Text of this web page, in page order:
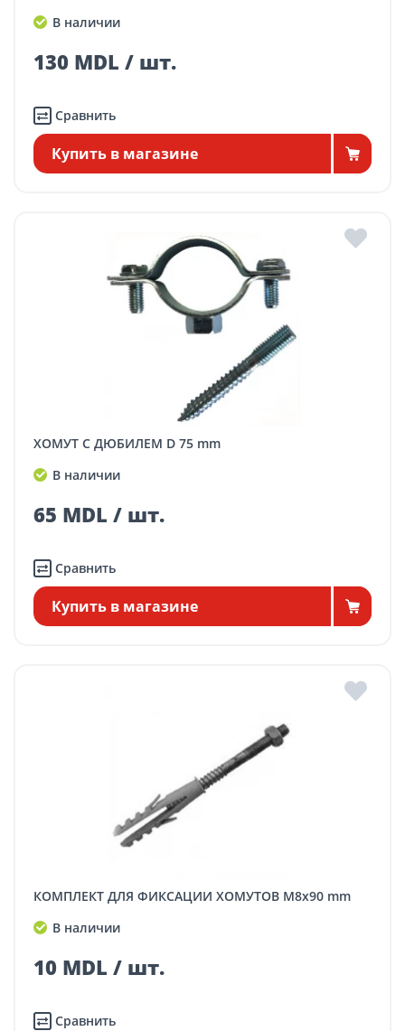
В наличии
130 MDL / шт.
Сравнить
Купить в магазине
ХОМУТ С ДЮБИЛЕМ D 75 mm
В наличии
65 MDL / шт.
Сравнить
Купить в магазине
КОМПЛЕКТ ДЛЯ ФИКСАЦИИ ХОМУТОВ M8x90 mm
В наличии
10 MDL / шт.
Сравнить